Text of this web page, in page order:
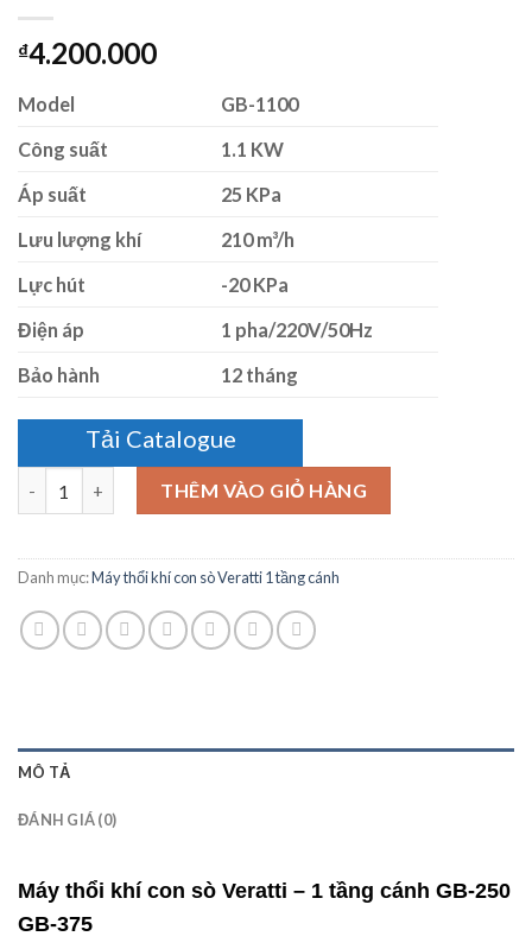
₫4.200.000
Model
GB-1100
Công suất
1.1 KW
Áp suất
25 KPa
Lưu lượng khí
210 m³/h
Lực hút
-20 KPa
Điện áp
1 pha/220V/50Hz
Bảo hành
12 tháng
Tải Catalogue
THÊM VÀO GIỎ HÀNG
Danh mục:Máy thổi khí con sò Veratti 1 tầng cánh
MÔ TẢ
ĐÁNH GIÁ (0)
Máy thổi khí con sò Veratti – 1 tầng cánh GB-250
GB-375